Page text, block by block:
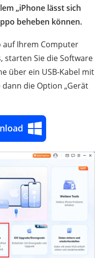
„iPhone lässt sich
beheben können.
auf Ihrem Computer
starten Sie die Software
über ein USB-Kabel mit
die Option „Gerät